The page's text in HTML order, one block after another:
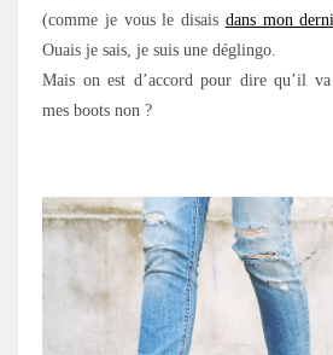
(comme je vous le disais dans mon
Ouais je sais, je suis une déglingo.
Mais on est d’accord pour dire qu’il
mes boots non ?